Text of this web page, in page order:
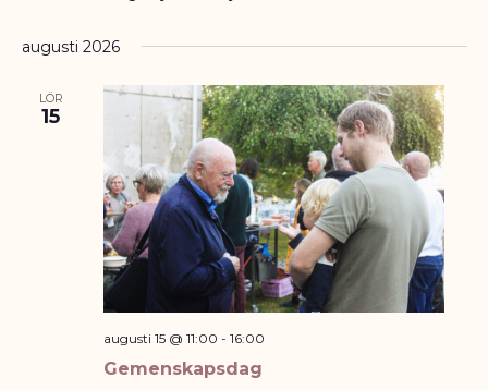
augusti 2026
LÖR
15
Gemenskapsdag
augusti 15 @ 11:00 - 16:00